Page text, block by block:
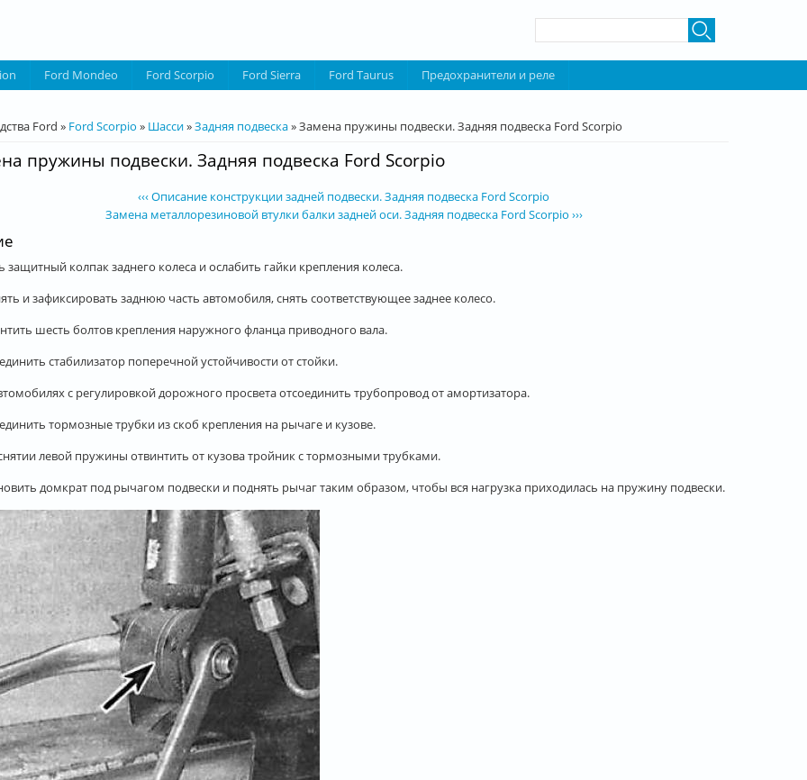
Ford Mondeo Ford Scorpio Ford Sierra Ford Taurus Предохранители и реле
Ford » Ford Scorpio » Шасси»Задняя подвеска»Замена пружины подвески. Задняя подвеска Ford Scorpio
пружины подвески. Задняя подвеска Ford Scorpio
‹‹‹ Описание конструкции задней подвески. Задняя подвеска Ford Scorpio
Замена металлорезиновой втулки балки задней оси. Задняя подвеска Ford Scorpio ›››
защитный колпак заднего колеса и ослабить гайки крепления колеса.
и зафиксировать заднюю часть автомобиля, снять соответствующее заднее колесо.
шесть болтов крепления наружного фланца приводного вала.
стабилизатор поперечной устойчивости от стойки.
с регулировкой дорожного просвета отсоединить трубопровод от амортизатора.
тормозные трубки из скоб крепления на рычаге и кузове.
левой пружины отвинтить от кузова тройник с тормозными трубками.
домкрат под рычагом подвески и поднять рычаг таким образом, чтобы вся нагрузка приходилась на пружину подвески.